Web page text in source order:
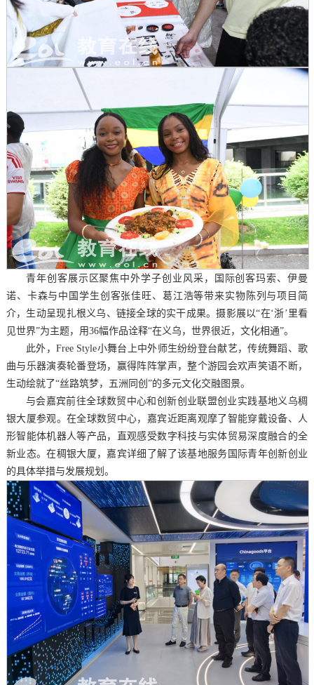
青年创客展示区聚焦中外学子创业风采，国际创客玛索、伊曼
诺、卡森与中国学生创客张佳旺、葛江浩等带来实物陈列与项目简
介，生动呈现扎根义乌、链接全球的实干成果。摄影展以“在‘浙’里看
见世界”为主题，用36幅作品诠释“在义乌，世界很近，文化相通”。
此外，Free Style小舞台上中外师生纷纷登台献艺，传统舞蹈、歌
曲与乐器演奏轮番登场，赢得阵阵掌声，整个游园会欢声笑语不断，
生动绘就了“丝路筑梦，五洲同创”的多元文化交融图景。
与会嘉宾前往全球数贸中心和创新创业联盟创业实践基地义乌稠
银大厦参观。在全球数贸中心，嘉宾近距离观摩了智能穿戴设备、人
形智能体机器人等产品，直观感受数字科技与实体贸易深度融合的全
新业态。在稠银大厦，嘉宾详细了解了该基地服务国际青年创新创业
的具体举措与发展规划。